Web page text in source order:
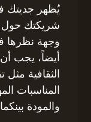
يُظهر جديتك
شريكتك حول
وجهة نظرها
أيضاً، يجب
الثقافية مثل
المناسبات
والمودة